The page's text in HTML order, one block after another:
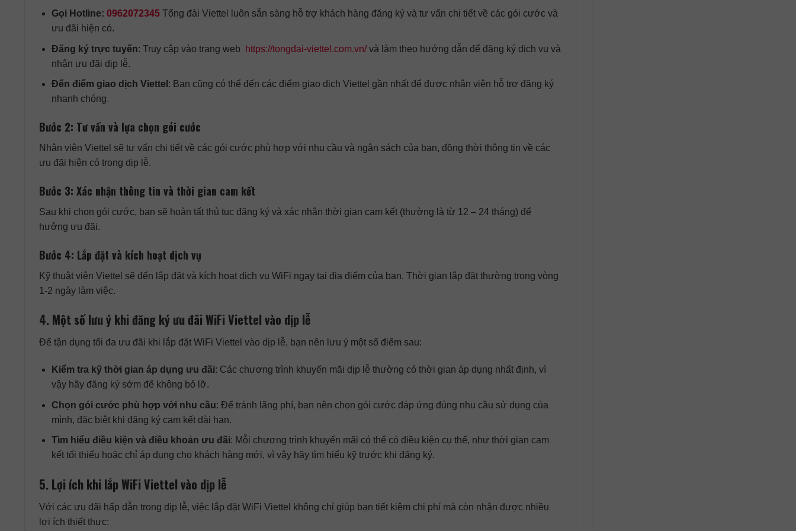
Gọi Hotline: 0962072345Tổng đài Viettel luôn sẵn sàng hỗ trợ khách hàng đăng ký và tư vấn chi tiết về các gói cước và
ưu đãi hiện có.
Đăng ký trực tuyến: Truy cập vào trang web https://tongdai-viettel.com.vn/và làm theo hướng dẫn để đăng ký dịch vụ và
nhận ưu đãi dịp lễ.
Đến điểm giao dịch Viettel : Bạn cũng có thể đến các điểm giao dịch Viettel gần nhất để được nhân viên hỗ trợ đăng ký
nhanh chóng.
Bước 2: Tư vấn và lựa chọn gói cước
Nhân viên Viettel sẽ tư vấn chi tiết về các gói cước phù hợp với nhu cầu và ngân sách của bạn, đồng thời thông tin về các
ưu đãi hiện có trong dịp lễ.
Bước 3: Xác nhận thông tin và thời gian cam kết
Sau khi chọn gói cước, bạn sẽ hoàn tất thủ tục đăng ký và xác nhận thời gian cam kết (thường là từ 12 – 24 tháng) để
hưởng ưu đãi.
Bước 4: Lắp đặt và kích hoạt dịch vụ
Kỹ thuật viên Viettel sẽ đến lắp đặt và kích hoạt dịch vụ WiFi ngay tại địa điểm của bạn. Thời gian lắp đặt thường trong vòng
1-2 ngày làm việc.
4. Một số lưu ý khi đăng ký ưu đãi WiFi Viettel vào dịp lễ
Để tận dụng tối đa ưu đãi khi lắp đặt WiFi Viettel vào dịp lễ, bạn nên lưu ý một số điểm sau:
Kiểm tra kỹ thời gian áp dụng ưu đãi: Các chương trình khuyến mãi dịp lễ thường có thời gian áp dụng nhất định, vì
vậy hãy đăng ký sớm để không bỏ lỡ.
Chọn gói cước phù hợp với nhu cầu: Để tránh lãng phí, bạn nên chọn gói cước đáp ứng đúng nhu cầu sử dụng của
mình, đặc biệt khi đăng ký cam kết dài hạn.
Tìm hiểu điều kiện và điều khoản ưu đãi: Mỗi chương trình khuyến mãi có thể có điều kiện cụ thể, như thời gian cam
kết tối thiểu hoặc chỉ áp dụng cho khách hàng mới, vì vậy hãy tìm hiểu kỹ trước khi đăng ký.
5. Lợi ích khi lắp WiFi Viettel vào dịp lễ
Với các ưu đãi hấp dẫn trong dịp lễ, việc lắp đặt WiFi Viettel không chỉ giúp bạn tiết kiệm chi phí mà còn nhận được nhiều
lợi ích thiết thực: